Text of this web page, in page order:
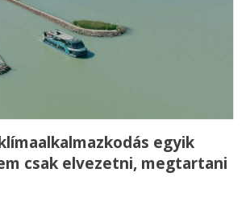
egyik
csak elvezetni, megtartani